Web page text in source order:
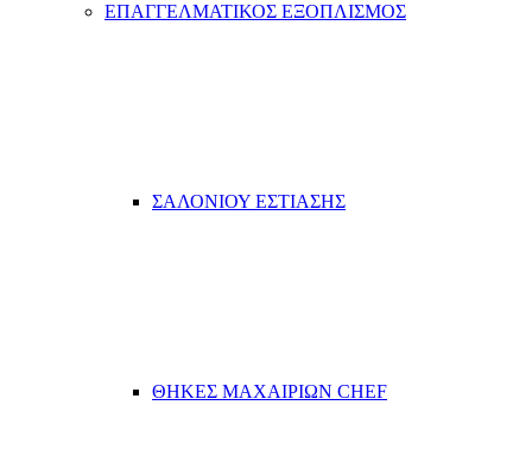
ΕΠΑΓΓΕΛΜΑΤΙΚΟΣ ΕΞΟΠΛΙΣΜΟΣ
ΣΑΛΟΝΙΟΥ ΕΣΤΙΑΣΗΣ
ΘΗΚΕΣ ΜΑΧΑΙΡΙΩΝ CHEF